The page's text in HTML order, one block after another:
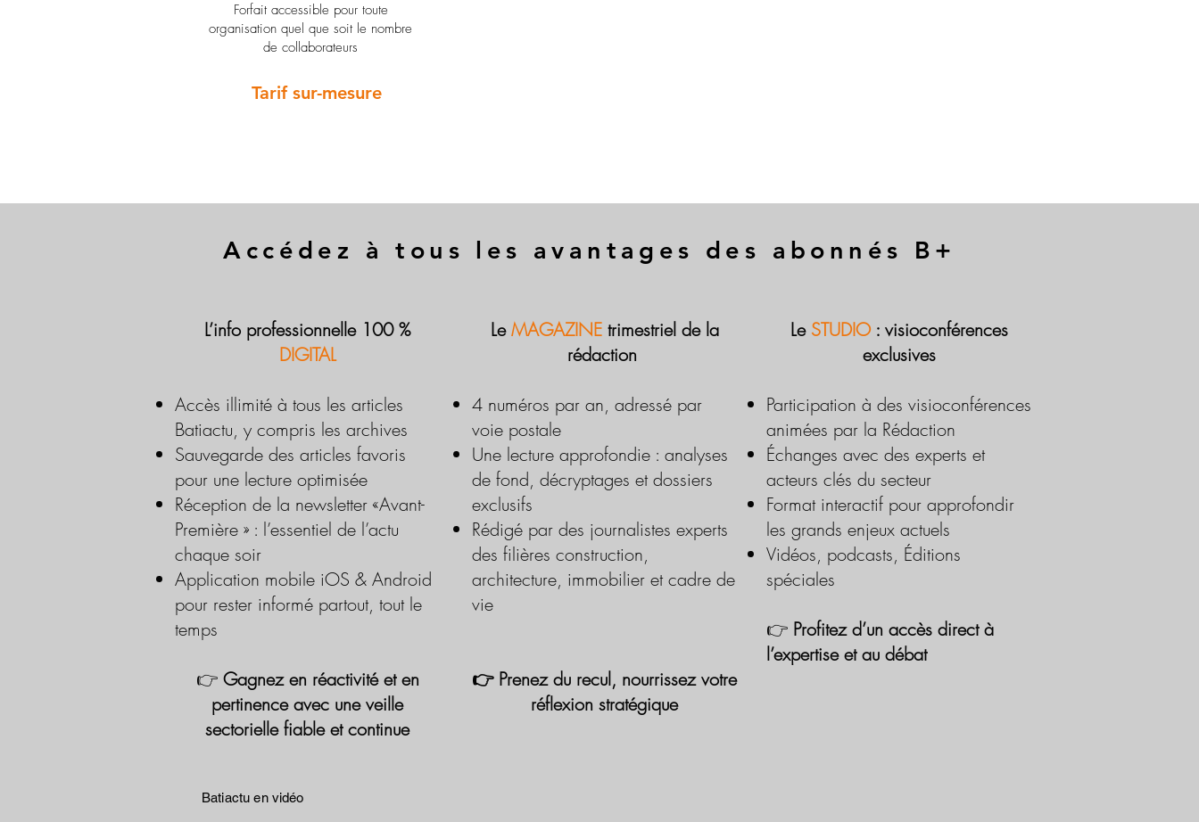
Forfait accessible pour toute
organisation quel que soit le nombre
de collaborateurs
Tarif sur-mesure
Accédez à tous les avantages des abonnés B+
L’info professionnelle 100 %
DIGITAL
Accès illimité à tous les articles
Batiactu, y compris les archives
Sauvegarde des articles favoris
pour une lecture optimisée
Réception de la newsletter «Avant-
Première » : l’essentiel de l’actu
chaque soir
Application mobile iOS & Android
pour rester informé partout, tout le
temps
👉 Gagnez en réactivité et en
pertinence avec une veille
sectorielle fiable et continue
LeMAGAZINE trimestriel de la
rédaction
4 numéros par an, adressé par
voie postale
Une lecture approfondie : analyses
de fond, décryptages et dossiers
exclusifs
Rédigé par des journalistes experts
des filières construction,
architecture, immobilier et cadre de
vie
👉 Prenez du recul, nourrissez votre
réflexion stratégique
Le STUDIO : visioconférences
exclusives
Participation à des visioconférences
animées par la Rédaction
Échanges avec des experts et
acteurs clés du secteur
Format interactif pour approfondir
les grands enjeux actuels
Vidéos, podcasts, Éditions
spéciales
👉 Profitez d’un accès direct à
l’expertise et au débat
Batiactu en vidéo